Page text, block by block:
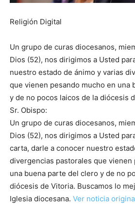
Religión Digital
Un grupo de curas diocesanos,
Dios (52), nos dirigimos a Usted
nuestro estado de ánimo y varias
que vienen pesando mucho en una
y de no pocos laicos de la diócesis
Sr. Obispo:
Un grupo de curas diocesanos,
Dios (52), nos dirigimos a Usted
carta, darle a conocer nuestro
divergencias pastorales que vienen
una buena parte del clero y de no
diócesis de Vitoria. Buscamos lo
Iglesia diocesana. Ver noticia